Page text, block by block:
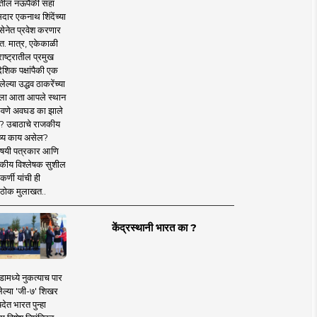
नऊपैकी सहा
एकनाथ शिंदेंच्या
प्रवेश करणार
मात्र, एकेकाळी
प्रमुख
पक्षांपैकी एक
उद्धव ठाकरेंच्या
आता आपले स्थान
अवघड का झाले
उबाठाचे राजकीय
काय असेल?
पत्रकार आणि
विश्लेषक सुशील
यांची ही
मुलाखत..
केंद्रस्थानी भारत का ?
नुकत्याच पार
'जी-७' शिखर
भारत पुन्हा